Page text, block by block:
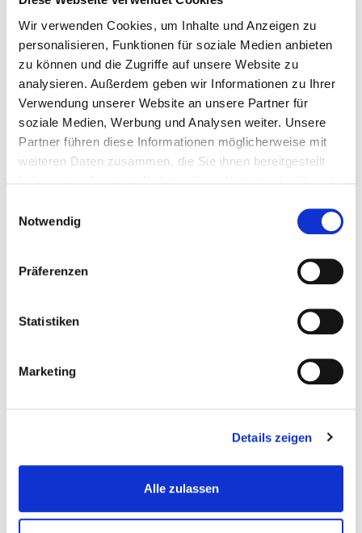
Wir verwenden Cookies, um Inhalte und Anzeigen zu
personalisieren, Funktionen für soziale Medien anbieten
zu können und die Zugriffe auf unsere Website zu
analysieren. Außerdem geben wir Informationen zu Ihrer
Verwendung unserer Website an unsere Partner für
soziale Medien, Werbung und Analysen weiter. Unsere
Partner führen diese Informationen möglicherweise mit
weiteren Daten zusammen, die Sie ihnen bereitgestellt
Notwendig
Präferenzen
Statistiken
Marketing
Details zeigen
Alle zulassen
In Summe möchte ich dir noch einmal auf den Weg
mitgeben, dir mit Selbstmitgefühl zu begegnen und dir
Unterstützung zu suchen, wenn du das Gefühl hast,
alleine nicht weiterzukommen. Manchmal sieht man
vor lauter Bäumen den Wald nicht mehr – das ist ganz
normal. Ansonsten wünsche ich dir viel Spaß beim
Ausprobieren und Umsetzen der Strategien. Hier
Finanzen zu behalten
. Außerdem erhältst du in der
Aufzeichnung zum Online-Event »Point of View: Nie
Informationen zum Thema.